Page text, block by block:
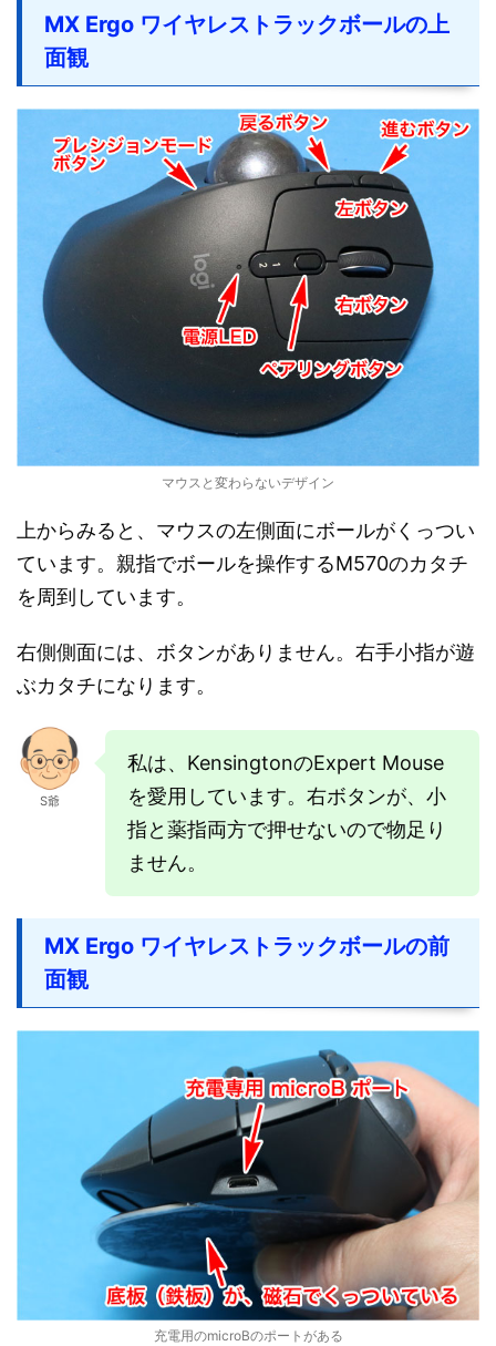
MX Ergo ワイヤレストラックボールの上
面観
マウスと変わらないデザイン
上からみると、マウスの左側面にボールがくっつい
ています。親指でボールを操作するM570のカタチ
を周到しています。
右側側面には、ボタンがありません。右手小指が遊
ぶカタチになります。
S爺
私は、KensingtonのExpert Mouse
を愛用しています。右ボタンが、小
指と薬指両方で押せないので物足り
ません。
MX Ergo ワイヤレストラックボールの前
面観
充電用のmicroBのポートがある